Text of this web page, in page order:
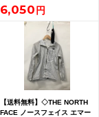
6,050
【送料無料】◇THE NORTH
FACE ノースフェイス エマー